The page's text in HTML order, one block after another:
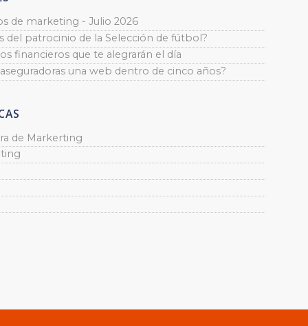
de marketing - Julio 2026
del patrocinio de la Selección de fútbol?
financieros que te alegrarán el día
una web dentro de cinco años?
de Markerting